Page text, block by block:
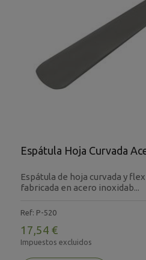
Espátula Hoja Curvada
Espátula de hoja curvada y
fabricada en acero inoxidab...
Ref: P-520
17,54 €
Impuestos excluidos